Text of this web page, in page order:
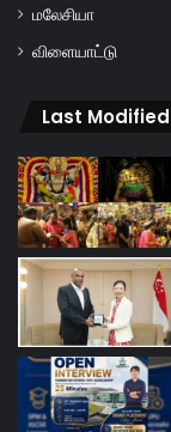
மலேசியா
விளையாட்டு
Last